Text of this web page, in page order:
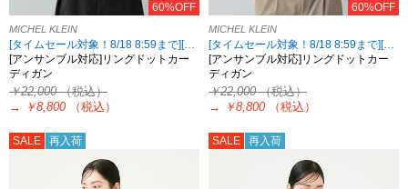
60%OFF
MICHEL KLEIN
[タイムセール対象！8/18 8:59まで][2点10%OFF対象！MICHEL KLEIN限定 8/18 8:59まで]
[アンサンブル対応]リングドットカー
ディガン
￥22,000（税込）
→
￥8,800 （税込）
60%OFF
MICHEL KLEIN
[タイムセール対象！8/18 8:59まで][2点10%OFF対象！MICHEL KLEIN限定 8/18 8:59まで]
[アンサンブル対応]リングドットカー
ディガン
￥22,000（税込）
→
￥8,800 （税込）
SALE 再入荷 SALE 再入荷